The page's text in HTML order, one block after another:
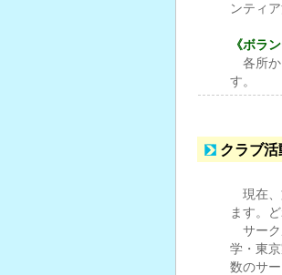
ンティ
《ボラ
各所か
す。
クラブ
現在、
ます。
サーク
学・東
数のサ